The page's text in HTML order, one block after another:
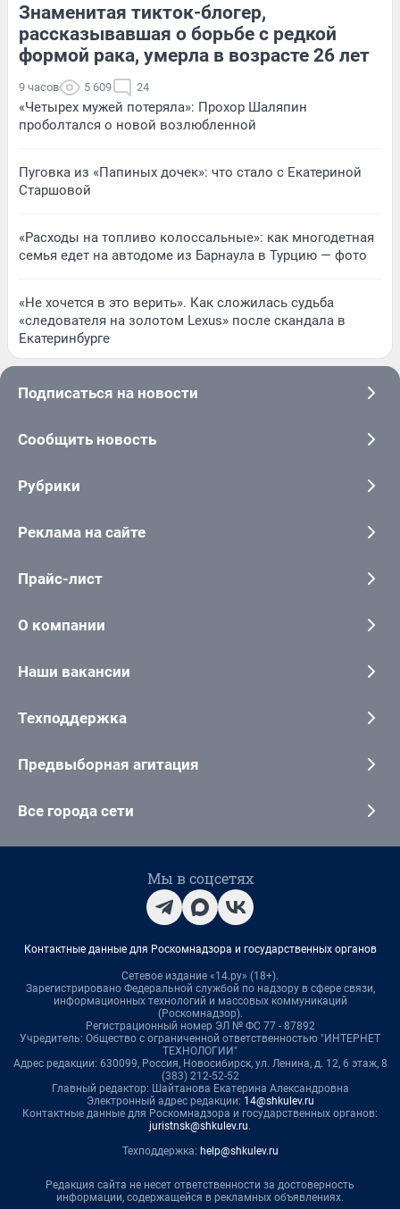
Знаменитая тикток-блогер,
рассказывавшая о борьбе с редкой
формой рака, умерла в возрасте 26 лет
9 часов 5 609 24
«Четырех мужей потеряла»: Прохор Шаляпин
проболтался о новой возлюбленной
Пуговка из «Папиных дочек»: что стало с Екатериной
Старшовой
«Расходы на топливо колоссальные»: как многодетная
семья едет на автодоме из Барнаула в Турцию — фото
«Не хочется в это верить». Как сложилась судьба
«следователя на золотом Lexus» после скандала в
Екатеринбурге
Подписаться на новости
Сообщить новость
Рубрики
Реклама на сайте
Прайс-лист
О компании
Наши вакансии
Техподдержка
Предвыборная агитация
Все города сети
Мы в соцсетях
Контактные данные для Роскомнадзора и государственных органов
Сетевое издание «14.ру» (18+).
Зарегистрировано Федеральной службой по надзору в сфере связи,
информационных технологий и массовых коммуникаций
(Роскомнадзор).
Регистрационный номер ЭЛ № ФС 77 - 87892
Учредитель: Общество с ограниченной ответственностью "ИНТЕРНЕТ
ТЕХНОЛОГИИ"
Адрес редакции: 630099, Россия, Новосибирск, ул. Ленина, д. 12, 6 этаж, 8
(383) 212-52-52
Главный редактор: Шайтанова Екатерина Александровна
Электронный адрес редакции: 14@shkulev.ru
Контактные данные для Роскомнадзора и государственных органов:
juristnsk@shkulev.ru.
Техподдержка: help@shkulev.ru
Редакция сайта не несет ответственности за достоверность
информации, содержащейся в рекламных объявлениях.